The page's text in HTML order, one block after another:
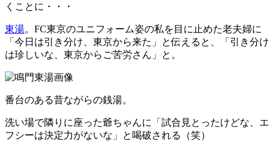
くことに・・・
東湯。FC東京のユニフォーム姿の私を目に止めた老夫婦に
「今日は引き分け、東京から来た」と伝えると、「引き分け
は珍しいな、東京からご苦労さん」と。
番台のある昔ながらの銭湯。
洗い場で隣りに座った爺ちゃんに「試合見とったけどな、エ
フシーは決定力がないな」と喝破される（笑）